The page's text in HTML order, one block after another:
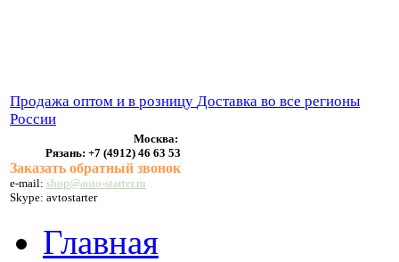
Продажа оптом и в розницу Доставка во все регионы
России
Москва:
Рязань: +7 (4912) 46 63 53
Заказать обратный звонок
e-mail: shop@auto-starter.ru
Skype: avtostarter
Главная